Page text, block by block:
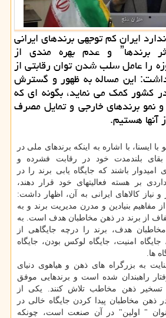
ایران كم توجهی برندهای ایرانی
به ˮجایگاه یابی موثر برندهاˮ و عدم بهره مندی از
را عامل سلب شدن توان رقابتی از
داشت: این مساله به ظهور و گسترش
كشور كمك می نماید، بگونه ای كه
برندهای خارجی و تمایل مصرف
آنها هستیم.
ایسنا، با اشاره به اینکه برندهای ملی در
بلندمدت خود در رقابت فشرده و
امیدوار باشند که جایگاه یابی برند را در
بر هسته فعالیتهای خود قرار دهند،
و نیاز کالاهای ایرانی به آن، اظهار داشت:
مفاهیم بنیادین و مدرن مدیریت برند و به
از برند در ذهن مخاطبان هدف است. به
هدف، برند را درچه جایگاهی از
جایگاه امنیت، جایگاه لوکس بودن، جایگاه
ها.
به بزرگراه های ذهن و هیاهوی دنیای
راهبندان شده است و برندهایی موفق
تسخیر ذهن مخاطب تلاش کنند. یکی از
ذهن مخاطبان پیدا کردن جایگاه خالی در
" اولین" در آن صنعت است، چونکه